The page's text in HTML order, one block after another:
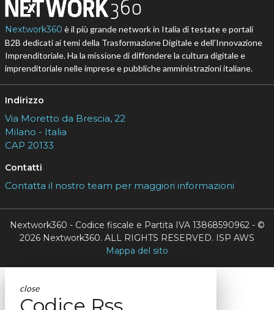
Nextwork360 è il più grande network in Italia di testate e portali
B2B dedicati ai temi della Trasformazione Digitale e dell’Innovazione
Imprenditoriale. Ha la missione di diffondere la cultura digitale e
imprenditoriale nelle imprese e pubbliche amministrazioni italiane.
Indirizzo
Via Moretto da Brescia, 22
Milano - Italia
CAP 20133
Contatti
Contatta il nostro team per maggiori informazioni
Nextwork360 - Codice fiscale e Partita IVA 13868590962 - ©
2026 Nextwork360. ALL RIGHTS RESERVED. ISP AWS
Mappa del sito
close